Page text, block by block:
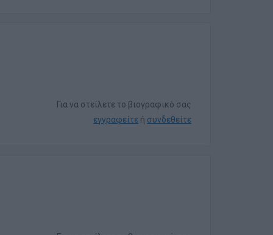
Για να στείλετε το βιογραφικό σας
εγγραφείτε ή συνδεθείτε